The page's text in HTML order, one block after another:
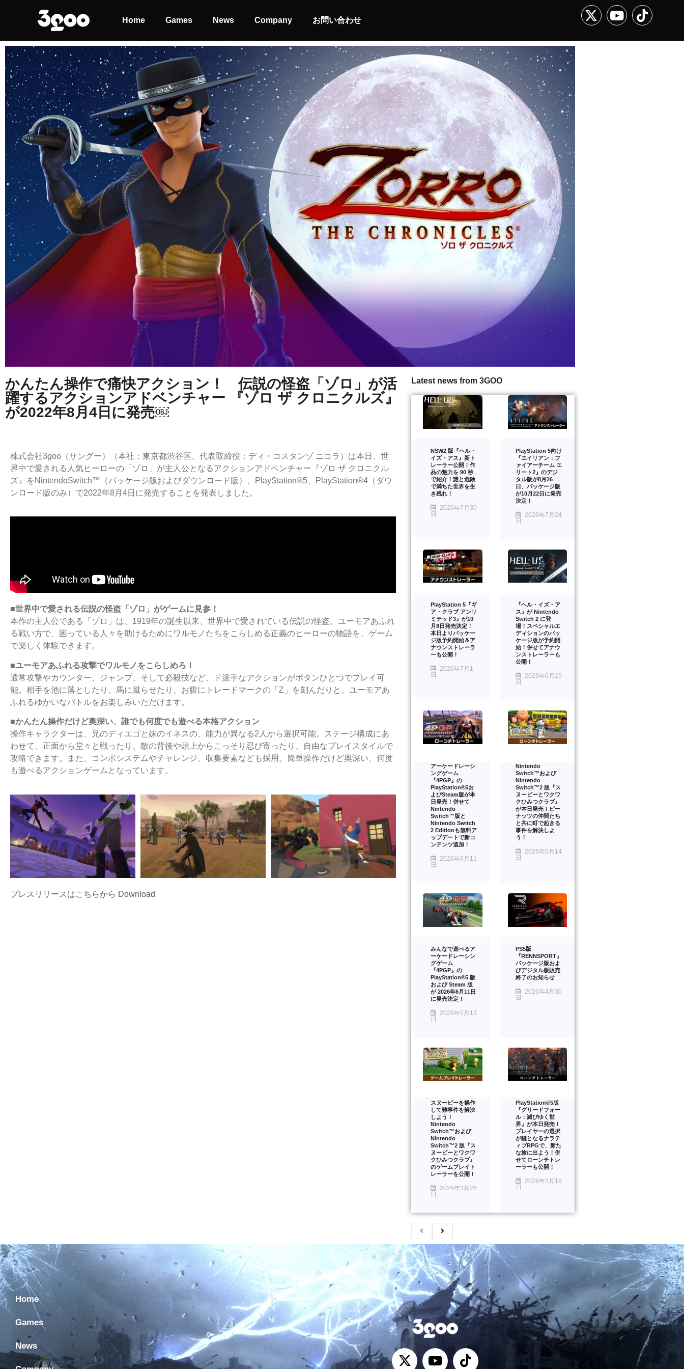
Home Games News Company お問い合わせ
かんたん操作で痛快アクション！ 伝説の怪盗「ゾロ」が活
躍するアクションアドベンチャー 『ゾロ ザ クロニクルズ』
が2022年8月4日に発売￼
株式会社3goo（サングー）（本社：東京都渋谷区、代表取締役：ディ・コスタンゾ ニコラ）は本日、世
界中で愛される人気ヒーローの「ゾロ」が主人公となるアクションアドベンチャー『ゾロ ザ クロニクル
ズ』をNintendoSwitch™（パッケージ版およびダウンロード版）、PlayStation®5、PlayStation®4（ダウ
ンロード版のみ）で2022年8月4日に発売することを発表しました。
■世界中で愛される伝説の怪盗「ゾロ」がゲームに見参！
本作の主人公である「ゾロ」は、1919年の誕生以来、世界中で愛されている伝説の怪盗。ユーモアあふれ
る戦い方で、困っている人々を助けるためにワルモノたちをこらしめる正義のヒーローの物語を、ゲーム
で楽しく体験できます。
■ユーモアあふれる攻撃でワルモノをこらしめろ！
通常攻撃やカウンター、ジャンプ、そして必殺技など、ド派手なアクションがボタンひとつでプレイ可
能。相手を池に落としたり、馬に蹴らせたり、お腹にトレードマークの「Z」を刻んだりと、ユーモアあ
ふれるゆかいなバトルをお楽しみいただけます。
■かんたん操作だけど奥深い、誰でも何度でも遊べる本格アクション
操作キャラクターは、兄のディエゴと妹のイネスの、能力が異なる2人から選択可能。ステージ構成にあ
わせて、正面から堂々と戦ったり、敵の背後や頭上からこっそり忍び寄ったり、自由なプレイスタイルで
攻略できます。また、コンボシステムやチャレンジ、収集要素なども採用。簡単操作だけど奥深い、何度
も遊べるアクションゲームとなっています。
プレスリリースはこちらから Download
Latest news from 3GOO
NSW2 版『ヘル・
イズ・アス』新ト
レーラー公開！作
品の魅力を 90 秒
で紹介！謎と危険
で満ちた世界を生
き残れ！
2026年7月30
日
PlayStation 5向け
『エイリアン：フ
ァイアーチーム エ
リート2』のデジ
タル版が8月26
日、パッケージ版
が10月22日に発売
決定！
2026年7月24
日
PlayStation 5『ギ
ア・クラブ アンリ
ミテッド3』が10
月8日発売決定！
本日よりパッケー
ジ版予約開始＆ア
ナウンストレーラ
ーも公開！
2026年7月1
日
『ヘル・イズ・ア
ス』が Nintendo
Switch 2 に登
場！スペシャルエ
ディションのパッ
ケージ版が予約開
始！併せてアナウ
ンストレーラーも
公開！
2026年6月25
日
アーケードレーシ
ングゲーム
『4PGP』の
PlayStation®5お
よびSteam版が本
日発売！併せて
Nintendo
Switch™版と
Nintendo Switch
2 Editionも無料ア
ップデートで新コ
ンテンツ追加！
2026年6月11
日
Nintendo
Switch™および
Nintendo
Switch™2 版『ス
ヌーピーとワクワ
クひみつクラブ』
が本日発売！ピー
ナッツの仲間たち
と共に町で起きる
事件を解決しよ
う！
2026年5月14
日
みんなで遊べるア
ーケードレーシン
グゲーム
『4PGP』の
PlayStation®5 版
および Steam 版
が 2026年6月11日
に発売決定！
2026年5月13
日
PS5版
『RENNSPORT』
パッケージ版およ
びデジタル版販売
終了のお知らせ
2026年4月30
日
スヌーピーを操作
して難事件を解決
しよう！
Nintendo
Switch™および
Nintendo
Switch™2 版『ス
ヌーピーとワクワ
クひみつクラブ』
のゲームプレイト
レーラーを公開！
2026年3月26
日
PlayStation®5版
『グリードフォー
ル：滅びゆく世
界』が本日発売！
プレイヤーの選択
が鍵となるナラテ
ィブRPGで、新た
な旅に出よう！併
せてローンチトレ
ーラーも公開！
2026年3月19
日
Home
Games
News